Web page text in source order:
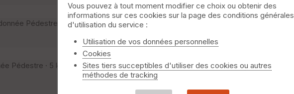
Pédestre · 8 km · D+370 m · 243 vus · 31 téléchargements ·
Pédestre · 5 km · D+360 m · 791 vus · 33 téléchargements ·
Vous pouvez à tout moment modifier ce choix ou obtenir des
informations sur ces cookies sur la page des conditions générales
d'utilisation du service :
Utilisation de vos données personnelles
Cookies
Sites tiers succeptibles d'utiliser des cookies ou autres
méthodes de tracking